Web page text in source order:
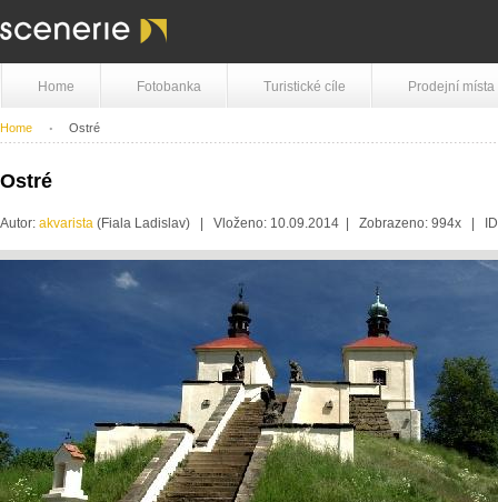
Home Fotobanka Turistické cíle Prodejní místa
Home Ostré
Ostré
Autor: akvarista (Fiala Ladislav) | Vloženo: 10.09.2014 | Zobrazeno: 994x |